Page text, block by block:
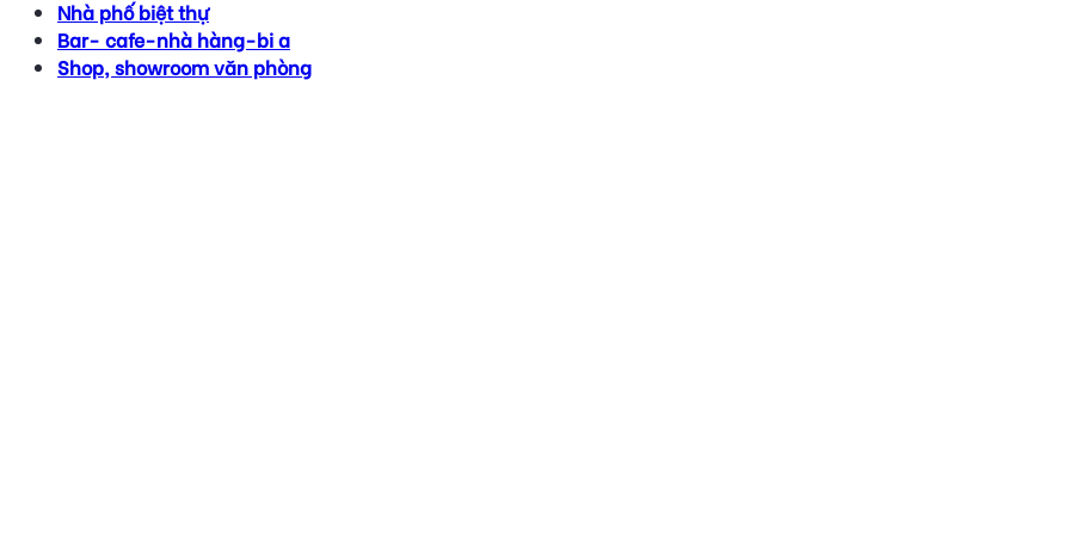
Nhà phố biệt thự
Bar- cafe-nhà hàng-bi a
Shop, showroom văn phòng